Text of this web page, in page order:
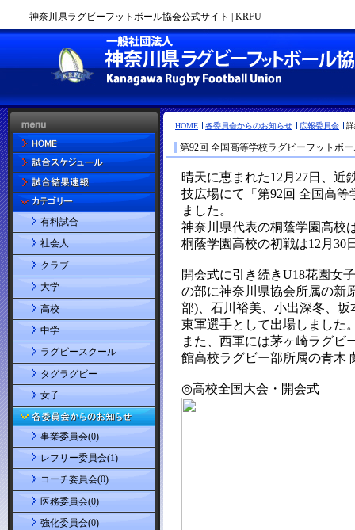
神奈川県ラグビーフットボール協会公式サイト | KRFU
HOME 各委員会からのお知らせ 広報委員会
第92回 全国高等学校ラグビーフットボ
有料試合
社会人
クラブ
大学
高校
中学
ラグビースクール
タグラグビー
女子
事業委員会(0)
レフリー委員会(1)
コーチ委員会(0)
医務委員会(0)
強化委員会(0)